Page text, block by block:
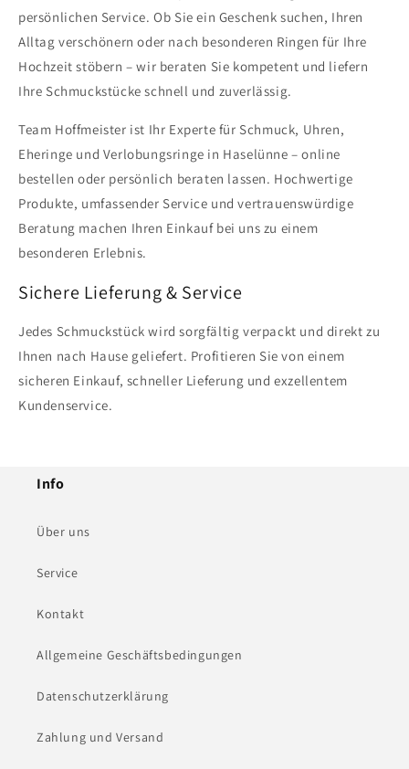
persönlichen Service. Ob Sie ein Geschenk suchen, Ihren
Alltag verschönern oder nach besonderen Ringen für Ihre
Hochzeit stöbern – wir beraten Sie kompetent und liefern
Ihre Schmuckstücke schnell und zuverlässig.
Team Hoffmeister ist Ihr Experte für Schmuck, Uhren,
Eheringe und Verlobungsringe in Haselünne – online
bestellen oder persönlich beraten lassen. Hochwertige
Produkte, umfassender Service und vertrauenswürdige
Beratung machen Ihren Einkauf bei uns zu einem
besonderen Erlebnis.
Sichere Lieferung & Service
Jedes Schmuckstück wird sorgfältig verpackt und direkt zu
Ihnen nach Hause geliefert. Profitieren Sie von einem
sicheren Einkauf, schneller Lieferung und exzellentem
Kundenservice.
Info
Über uns
Service
Kontakt
Allgemeine Geschäftsbedingungen
Datenschutzerklärung
Zahlung und Versand